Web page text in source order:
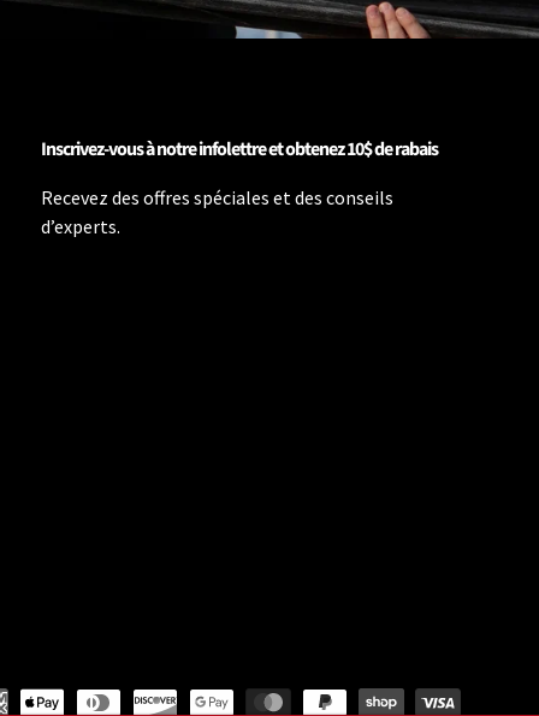
Inscrivez-vous à notre infolettre et obtenez 10$ de rabais
Recevez des offres spéciales et des conseils
d’experts.